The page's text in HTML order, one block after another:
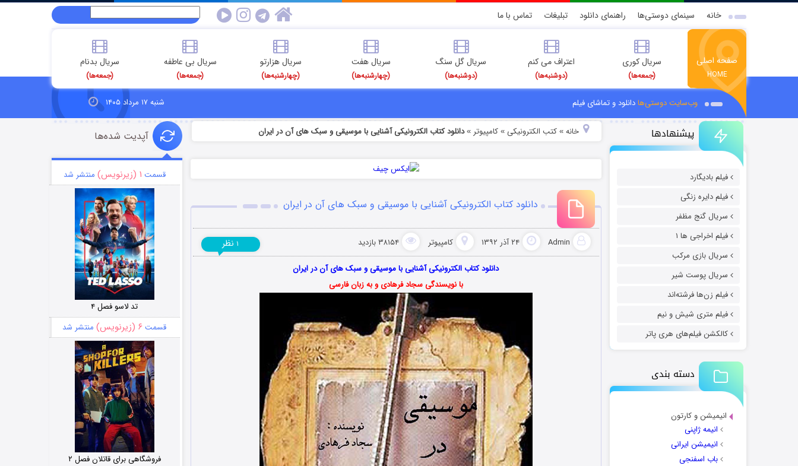
خانه سینمای دوستی‌ها راهنمای دانلود تبلیغات تماس با ما
صفحه اصلی
HOME
سریال کوری
(جمعه‌ها)
اعتراف می کنم
(دوشنبه‌ها)
سریال گل سنگ
(دوشنبه‌ها)
سریال هفت
(چهارشنبه‌ها)
سریال هزارتو
(چهارشنبه‌ها)
سریال بی عاطفه
(جمعه‌ها)
سریال بدنام
(جمعه‌ها)
وب‌سایت دوستی‌هادانلود و تماشای فیلم شنبه ۱۷ مرداد ۱۴۰۵
پیشنهادها
فیلم بادیگارد
فیلم دایره زنگی
سریال گنج مظفر
فیلم اخراجی ها ۱
سریال بازی مرکب
سریال پوست شیر
فیلم زن‌ها فرشته‌اند
فیلم متری شیش و نیم
کالکشن فیلم‌های هری پاتر
دسته بندی
انیمیشن و کارتون
انیمه ژاپنی
انیمیشن ایرانی
باب اسفنجی
خانه» کتب الکترونیکی » کامپیوتر »دانلود کتاب الکترونیکی آشنایی با موسیقی و سبک های آن در ایران
دانلود کتاب الکترونیکی آشنایی با موسیقی و سبک های آن در ایران
Admin ۲۴ آذر ۱۳۹۲ کامپیوتر ۳۸۱۵۴ بازدید ۱ نظر
دانلود کتاب الکترونیکی آشنایی با موسیقی و سبک های آن در ایران
با نویسندگی سجاد فرهادی و به زبان فارسی
آپدیت شده‌ها
قسمت ۱ (زیرنویس) منتشر شد
تد لاسو فصل ۴
قسمت ۶ (زیرنویس) منتشر شد
فروشگاهی برای قاتلان فصل ۲